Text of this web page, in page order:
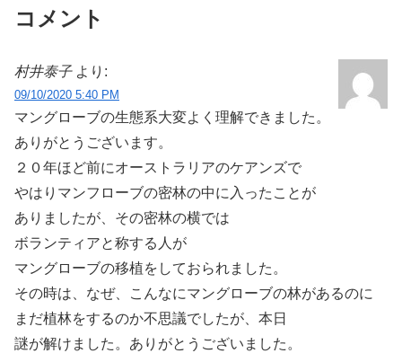
コメント
村井泰子 より:
09/10/2020 5:40 PM
マングローブの生態系大変よく理解できました。
ありがとうございます。
２０年ほど前にオーストラリアのケアンズで
やはりマンフローブの密林の中に入ったことが
ありましたが、その密林の横では
ボランティアと称する人が
マングローブの移植をしておられました。
その時は、なぜ、こんなにマングローブの林があるのに
まだ植林をするのか不思議でしたが、本日
謎が解けました。ありがとうございました。